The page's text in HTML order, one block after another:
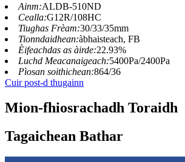
Ainm:ALDB-510ND
Cealla:G12R/108HC
Tiughas Frèam:30/33/35mm
Tionndaidhean:àbhaisteach, FB
Èifeachdas as àirde:22.93%
Luchd Meacanaigeach:5400Pa/2400Pa
Pìosan soithichean:864/36
Cuir post-d thugainn
Mion-fhiosrachadh Toraidh
Tagaichean Bathar